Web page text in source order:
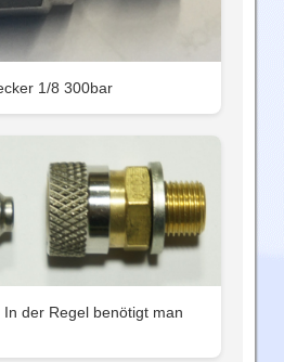
1/8 300bar
der Regel benötigt man